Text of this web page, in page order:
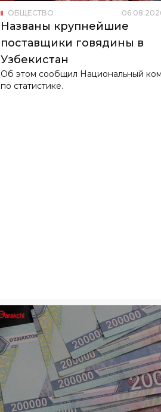
ОБЩЕСТВО 06.08.
Названы крупнейшие
поставщики говядины в
Узбекистан
Об этом сообщил Национальный
по статистике.